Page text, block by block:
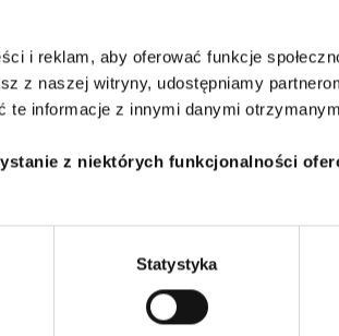
i reklam, aby oferować funkcje
z naszej witryny, udostępniamy
te informacje z innymi danymi
z niektórych funkcjonalności
Statystyka